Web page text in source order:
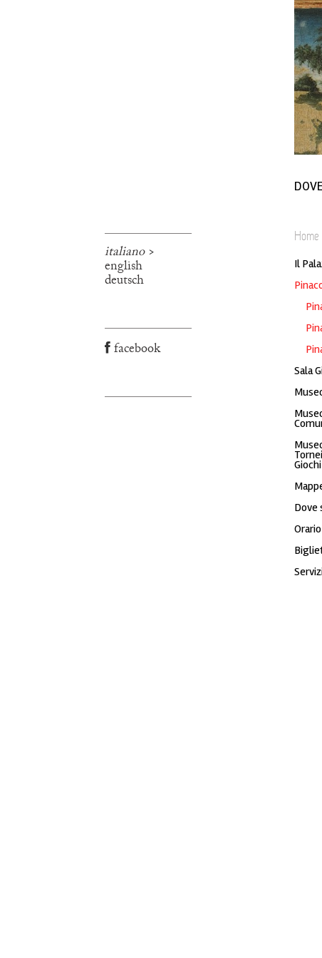
italiano>
english
deutsch
facebook
Home
Il
Sala
Giochi
Dove
Orario